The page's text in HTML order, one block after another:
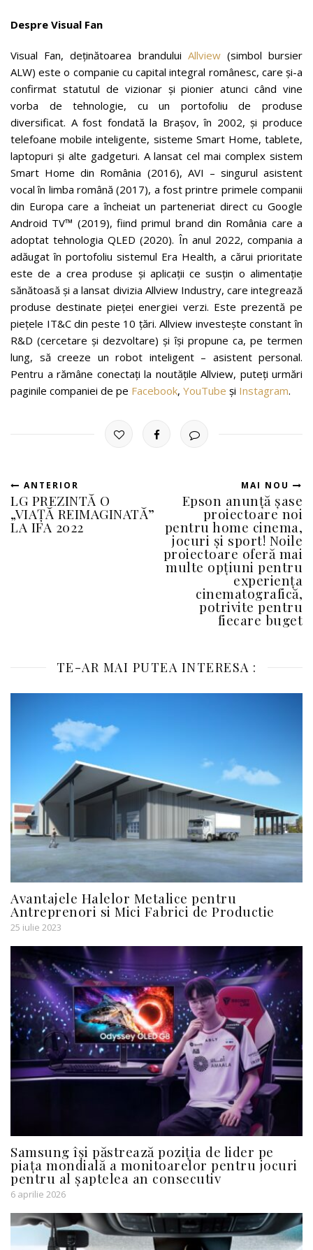
Despre Visual Fan
Visual Fan, deținătoarea brandului Allview(simbol bursier
ALW) este o companie cu capital integral românesc, care și-a
confirmat statutul de vizionar și pionier atunci când vine
vorba de tehnologie, cu un portofoliu de produse
diversificat. A fost fondată la Brașov, în 2002, și produce
telefoane mobile inteligente, sisteme Smart Home, tablete,
laptopuri și alte gadgeturi. A lansat cel mai complex sistem
Smart Home din România (2016), AVI – singurul asistent
vocal în limba română (2017), a fost printre primele companii
din Europa care a încheiat un parteneriat direct cu Google
Android TV™ (2019), fiind primul brand din România care a
adoptat tehnologia QLED (2020). În anul 2022, compania a
adăugat în portofoliu sistemul Era Health, a cărui prioritate
este de a crea produse și aplicații ce susțin o alimentație
sănătoasă și a lansat divizia Allview Industry, care integrează
produse destinate pieței energiei verzi. Este prezentă pe
piețele IT&C din peste 10 țări. Allview investește constant în
R&D (cercetare și dezvoltare) și își propune ca, pe termen
lung, să creeze un robot inteligent – asistent personal.
Pentru a rămâne conectați la noutățile Allview, puteți urmări
paginile companiei de pe Facebook, YouTube și Instagram.
ANTERIOR
LG PREZINTĂ O
„VIAȚĂ REIMAGINATĂ”
LA IFA 2022
MAI NOU
Epson anunță șase
proiectoare noi
pentru home cinema,
jocuri și sport! Noile
proiectoare oferă mai
multe opțiuni pentru
experiența
cinematografică,
potrivite pentru
fiecare buget
TE-AR MAI PUTEA INTERESA :
Avantajele Halelor Metalice pentru
Antreprenori si Mici Fabrici de Productie
25 iulie 2023
Samsung își păstrează poziția de lider pe
piața mondială a monitoarelor pentru jocuri
pentru al șaptelea an consecutiv
6 aprilie 2026